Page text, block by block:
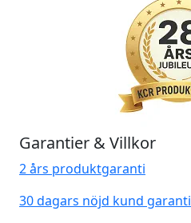
Garantier & Villkor
2 års produktgaranti
30 dagars nöjd kund garanti